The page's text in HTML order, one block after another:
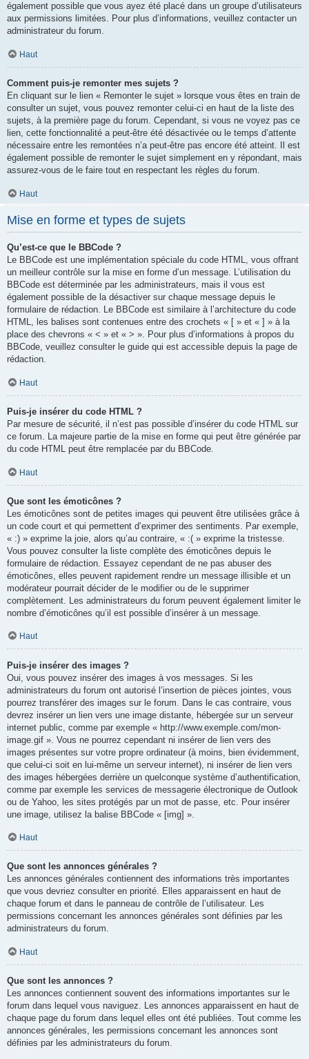
également possible que vous ayez été placé dans un groupe d’utilisateurs
aux permissions limitées. Pour plus d’informations, veuillez contacter un
administrateur du forum.
Haut
Comment puis-je remonter mes sujets ?
En cliquant sur le lien « Remonter le sujet » lorsque vous êtes en train de
consulter un sujet, vous pouvez remonter celui-ci en haut de la liste des
sujets, à la première page du forum. Cependant, si vous ne voyez pas ce
lien, cette fonctionnalité a peut-être été désactivée ou le temps d’attente
nécessaire entre les remontées n’a peut-être pas encore été atteint. Il est
également possible de remonter le sujet simplement en y répondant, mais
assurez-vous de le faire tout en respectant les règles du forum.
Haut
Mise en forme et types de sujets
Qu’est-ce que le BBCode ?
Le BBCode est une implémentation spéciale du code HTML, vous offrant
un meilleur contrôle sur la mise en forme d’un message. L’utilisation du
BBCode est déterminée par les administrateurs, mais il vous est
également possible de la désactiver sur chaque message depuis le
formulaire de rédaction. Le BBCode est similaire à l’architecture du code
HTML, les balises sont contenues entre des crochets « [ » et « ] » à la
place des chevrons « < » et « > ». Pour plus d’informations à propos du
BBCode, veuillez consulter le guide qui est accessible depuis la page de
rédaction.
Haut
Puis-je insérer du code HTML ?
Par mesure de sécurité, il n’est pas possible d’insérer du code HTML sur
ce forum. La majeure partie de la mise en forme qui peut être générée par
du code HTML peut être remplacée par du BBCode.
Haut
Que sont les émoticônes ?
Les émoticônes sont de petites images qui peuvent être utilisées grâce à
un code court et qui permettent d’exprimer des sentiments. Par exemple,
« :) » exprime la joie, alors qu’au contraire, « :( » exprime la tristesse.
Vous pouvez consulter la liste complète des émoticônes depuis le
formulaire de rédaction. Essayez cependant de ne pas abuser des
émoticônes, elles peuvent rapidement rendre un message illisible et un
modérateur pourrait décider de le modifier ou de le supprimer
complètement. Les administrateurs du forum peuvent également limiter le
nombre d’émoticônes qu’il est possible d’insérer à un message.
Haut
Puis-je insérer des images ?
Oui, vous pouvez insérer des images à vos messages. Si les
administrateurs du forum ont autorisé l’insertion de pièces jointes, vous
pourrez transférer des images sur le forum. Dans le cas contraire, vous
devrez insérer un lien vers une image distante, hébergée sur un serveur
internet public, comme par exemple « http://www.exemple.com/mon-
image.gif ». Vous ne pourrez cependant ni insérer de lien vers des
images présentes sur votre propre ordinateur (à moins, bien évidemment,
que celui-ci soit en lui-même un serveur internet), ni insérer de lien vers
des images hébergées derrière un quelconque système d’authentification,
comme par exemple les services de messagerie électronique de Outlook
ou de Yahoo, les sites protégés par un mot de passe, etc. Pour insérer
une image, utilisez la balise BBCode « [img] ».
Haut
Que sont les annonces générales ?
Les annonces générales contiennent des informations très importantes
que vous devriez consulter en priorité. Elles apparaissent en haut de
chaque forum et dans le panneau de contrôle de l’utilisateur. Les
permissions concernant les annonces générales sont définies par les
administrateurs du forum.
Haut
Que sont les annonces ?
Les annonces contiennent souvent des informations importantes sur le
forum dans lequel vous naviguez. Les annonces apparaissent en haut de
chaque page du forum dans lequel elles ont été publiées. Tout comme les
annonces générales, les permissions concernant les annonces sont
définies par les administrateurs du forum.